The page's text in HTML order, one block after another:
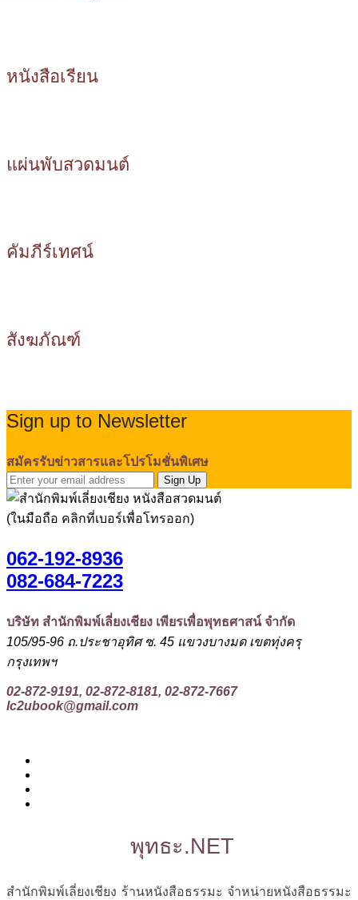
หนังสือเรียน
แผ่นพับสวดมนต์
คัมภีร์เทศน์
สังฆภัณฑ์
Sign up to Newsletter
สมัครรับข่าวสารและโปรโมชั่นพิเศษ
Sign Up
(ในมือถือ คลิกที่เบอร์เพื่อโทรออก)
062-192-8936
082-684-7223
บริษัท สำนักพิมพ์เลี่ยงเชียง เพียรเพื่อพุทธศาสน์ จำกัด
105/95-96 ถ.ประชาอุทิศ ซ. 45 แขวงบางมด เขตทุ่งครุ
กรุงเทพฯ
02-872-9191, 02-872-8181, 02-872-7667
lc2ubook@gmail.com
พุทธะ.NET
สำนักพิมพ์เลี่ยงเชียง ร้านหนังสือธรรมะ จำหน่ายหนังสือธรรมะ